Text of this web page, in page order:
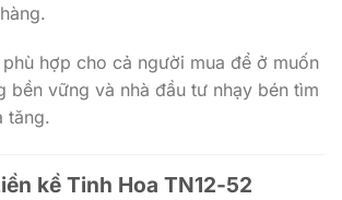
hợp cho cả người mua để ở muốn
bền vững và nhà đầu tư nhạy bén tìm
tăng.
kề Tinh Hoa TN12-52